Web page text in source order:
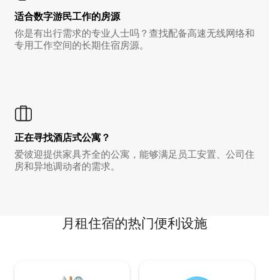
适合数字游民工作的房源
你是有出行需求的专业人士吗？查找配备高速无线网络和
专用工作空间的长期住宿房源。
正在寻找酒店式公寓？
爱彼迎提供家具齐全的公寓，能够满足员工安置、公司住
房和异地调动者的需求。
月租住宿的热门便利设施